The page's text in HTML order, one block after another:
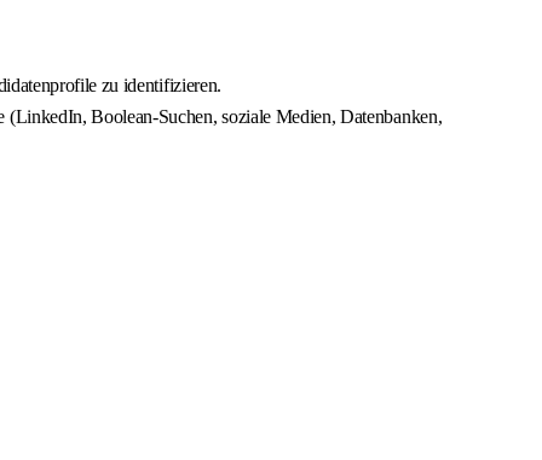
zu identifizieren.
Boolean-Suchen, soziale Medien, Datenbanken,